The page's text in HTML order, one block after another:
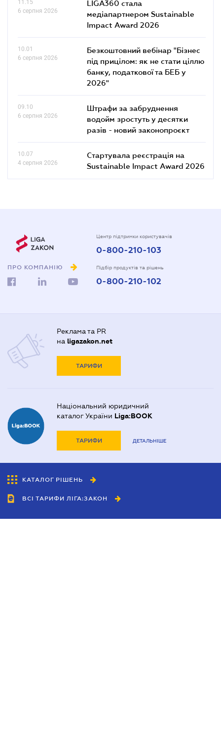
11.15
6 серпня 2026
LIGA360 стала
медіапартнером Sustainable
Impact Award 2026
10.01
6 серпня 2026
Безкоштовний вебінар "Бізнес
під прицілом: як не стати ціллю
банку, податкової та БЕБ у
2026"
09.10
6 серпня 2026
Штрафи за забруднення
водойм зростуть у десятки
разів - новий законопроєкт
10.07
4 серпня 2026
Стартувала реєстрація на
Sustainable Impact Award 2026
ПРО КОМПАНІЮ
Центр підтримки користувачів
0-800-210-103
Підбір продуктів та рішень
0-800-210-102
Реклама та PR
на ligazakon.net
ТАРИФИ
Національний юридичний
каталог України Liga:BOOK
ТАРИФИ ДЕТАЛЬНІШЕ
КАТАЛОГ РІШЕНЬ
ВСІ ТАРИФИ ЛІГА:ЗАКОН